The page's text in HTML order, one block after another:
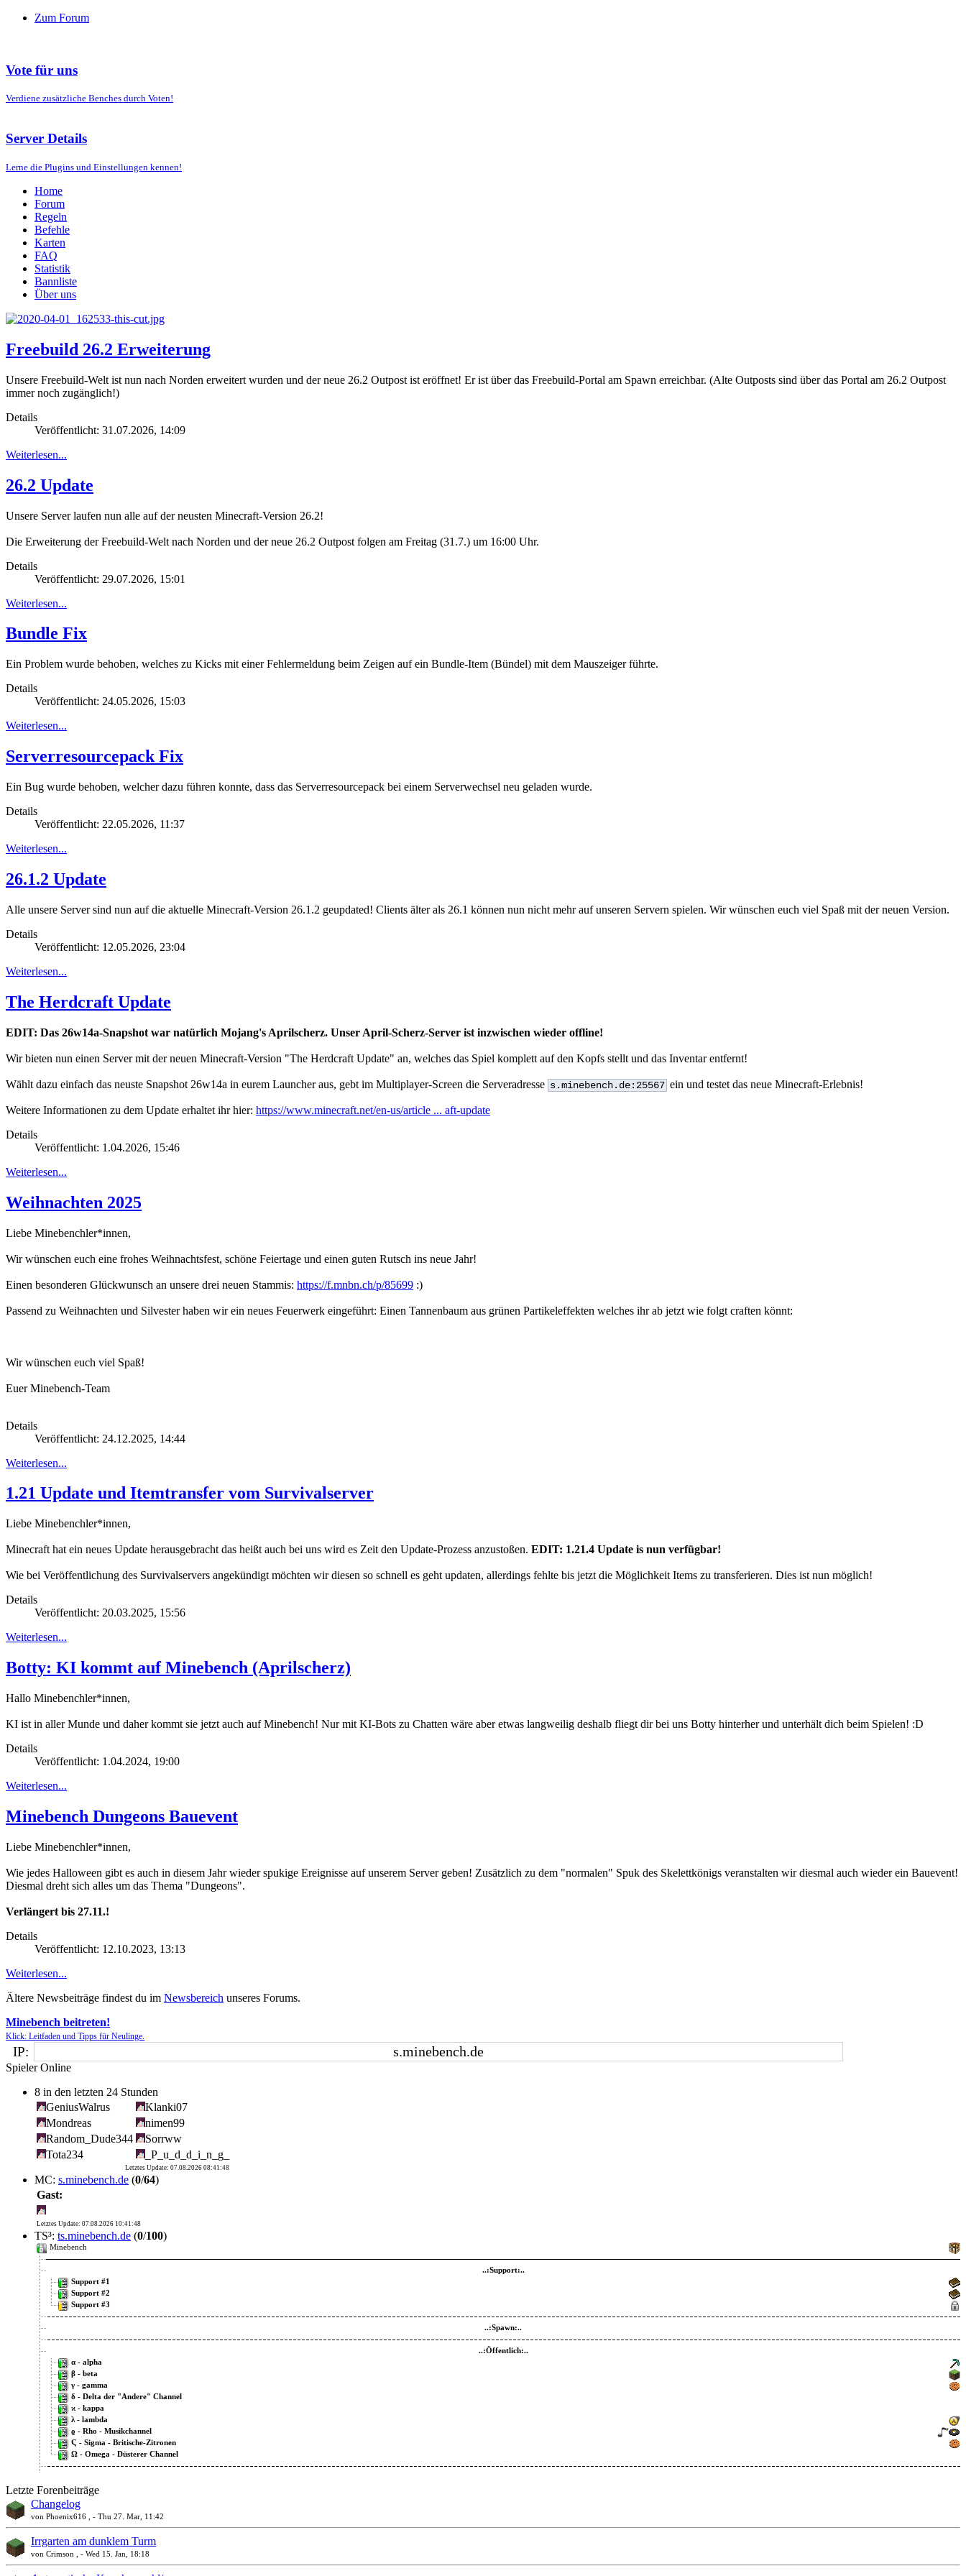
Zum Forum
Vote für uns
Verdiene zusätzliche Benches durch Voten!
Server Details
Lerne die Plugins und Einstellungen kennen!
Home
Forum
Regeln
Befehle
Karten
FAQ
Statistik
Bannliste
Über uns
Freebuild 26.2 Erweiterung
Unsere Freebuild-Welt ist nun nach Norden erweitert wurden und der neue 26.2 Outpost ist eröffnet! Er ist über das Freebuild-Portal am Spawn erreichbar. (Alte Outposts sind über das Portal am 26.2 Outpost
immer noch zugänglich!)
Details
Veröffentlicht: 31.07.2026, 14:09
Weiterlesen...
26.2 Update
Unsere Server laufen nun alle auf der neusten Minecraft-Version 26.2!
Die Erweiterung der Freebuild-Welt nach Norden und der neue 26.2 Outpost folgen am Freitag (31.7.) um 16:00 Uhr.
Details
Veröffentlicht: 29.07.2026, 15:01
Weiterlesen...
Bundle Fix
Ein Problem wurde behoben, welches zu Kicks mit einer Fehlermeldung beim Zeigen auf ein Bundle-Item (Bündel) mit dem Mauszeiger führte.
Details
Veröffentlicht: 24.05.2026, 15:03
Weiterlesen...
Serverresourcepack Fix
Ein Bug wurde behoben, welcher dazu führen konnte, dass das Serverresourcepack bei einem Serverwechsel neu geladen wurde.
Details
Veröffentlicht: 22.05.2026, 11:37
Weiterlesen...
26.1.2 Update
Alle unsere Server sind nun auf die aktuelle Minecraft-Version 26.1.2 geupdated! Clients älter als 26.1 können nun nicht mehr auf unseren Servern spielen. Wir wünschen euch viel Spaß mit der neuen Version.
Details
Veröffentlicht: 12.05.2026, 23:04
Weiterlesen...
The Herdcraft Update
EDIT: Das 26w14a-Snapshot war natürlich Mojang's Aprilscherz. Unser April-Scherz-Server ist inzwischen wieder offline!
Wir bieten nun einen Server mit der neuen Minecraft-Version "The Herdcraft Update" an, welches das Spiel komplett auf den Kopfs stellt und das Inventar entfernt!
Wählt dazu einfach das neuste Snapshot 26w14a in eurem Launcher aus, gebt im Multiplayer-Screen die Serveradresse s.minebench.de:25567 ein und testet das neue Minecraft-Erlebnis!
Weitere Informationen zu dem Update erhaltet ihr hier: https://www.minecraft.net/en-us/article ... aft-update
Details
Veröffentlicht: 1.04.2026, 15:46
Weiterlesen...
Weihnachten 2025
Liebe Minebenchler*innen,
Wir wünschen euch eine frohes Weihnachtsfest, schöne Feiertage und einen guten Rutsch ins neue Jahr!
Einen besonderen Glückwunsch an unsere drei neuen Stammis: https://f.mnbn.ch/p/85699 :)
Passend zu Weihnachten und Silvester haben wir ein neues Feuerwerk eingeführt: Einen Tannenbaum aus grünen Partikeleffekten welches ihr ab jetzt wie folgt craften könnt:
Wir wünschen euch viel Spaß!
Euer Minebench-Team
Details
Veröffentlicht: 24.12.2025, 14:44
Weiterlesen...
1.21 Update und Itemtransfer vom Survivalserver
Liebe Minebenchler*innen,
Minecraft hat ein neues Update herausgebracht das heißt auch bei uns wird es Zeit den Update-Prozess anzustoßen. EDIT: 1.21.4 Update is nun verfügbar!
Wie bei Veröffentlichung des Survivalservers angekündigt möchten wir diesen so schnell es geht updaten, allerdings fehlte bis jetzt die Möglichkeit Items zu transferieren. Dies ist nun möglich!
Details
Veröffentlicht: 20.03.2025, 15:56
Weiterlesen...
Botty: KI kommt auf Minebench (Aprilscherz)
Hallo Minebenchler*innen,
KI ist in aller Munde und daher kommt sie jetzt auch auf Minebench! Nur mit KI-Bots zu Chatten wäre aber etwas langweilig deshalb fliegt dir bei uns Botty hinterher und unterhält dich beim Spielen! :D
Details
Veröffentlicht: 1.04.2024, 19:00
Weiterlesen...
Minebench Dungeons Bauevent
Liebe Minebenchler*innen,
Wie jedes Halloween gibt es auch in diesem Jahr wieder spukige Ereignisse auf unserem Server geben! Zusätzlich zu dem "normalen" Spuk des Skelettkönigs veranstalten wir diesmal auch wieder ein Bauevent!
Diesmal dreht sich alles um das Thema "Dungeons".
Verlängert bis 27.11.!
Details
Veröffentlicht: 12.10.2023, 13:13
Weiterlesen...
Ältere Newsbeiträge findest du im Newsbereich unseres Forums.
Minebench beitreten!
Klick: Leitfaden und Tipps für Neulinge.
IP:
Spieler Online
8 in den letzten 24 Stunden
GeniusWalrus
Klanki07
Mondreas
nimen99
Random_Dude344
Sorrww
Tota234
_P_u_d_d_i_n_g_
Letztes Update: 07.08.2026 08:41:48
MC: s.minebench.de (0/64)
Gast:
Letztes Update: 07.08.2026 10:41:48
TS³: ts.minebench.de (0/100)
Minebench
..:Support:..
Support #1
Support #2
Support #3
..:Spawn:..
..:Öffentlich:..
α - alpha
β - beta
γ - gamma
δ - Delta der "Andere" Channel
ϰ - kappa
λ - lambda
ϱ - Rho - Musikchannel
Ϛ - Sigma - Britische-Zitronen
Ω - Omega - Düsterer Channel
Eventplanung
Event I
Eventleitung
Letzte Forenbeiträge
Changelog
von Phoenix616 , - Thu 27. Mar, 11:42
Irrgarten am dunklem Turm
von Crimson , - Wed 15. Jan, 18:18